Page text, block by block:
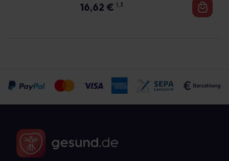
16,62 € 1, 3